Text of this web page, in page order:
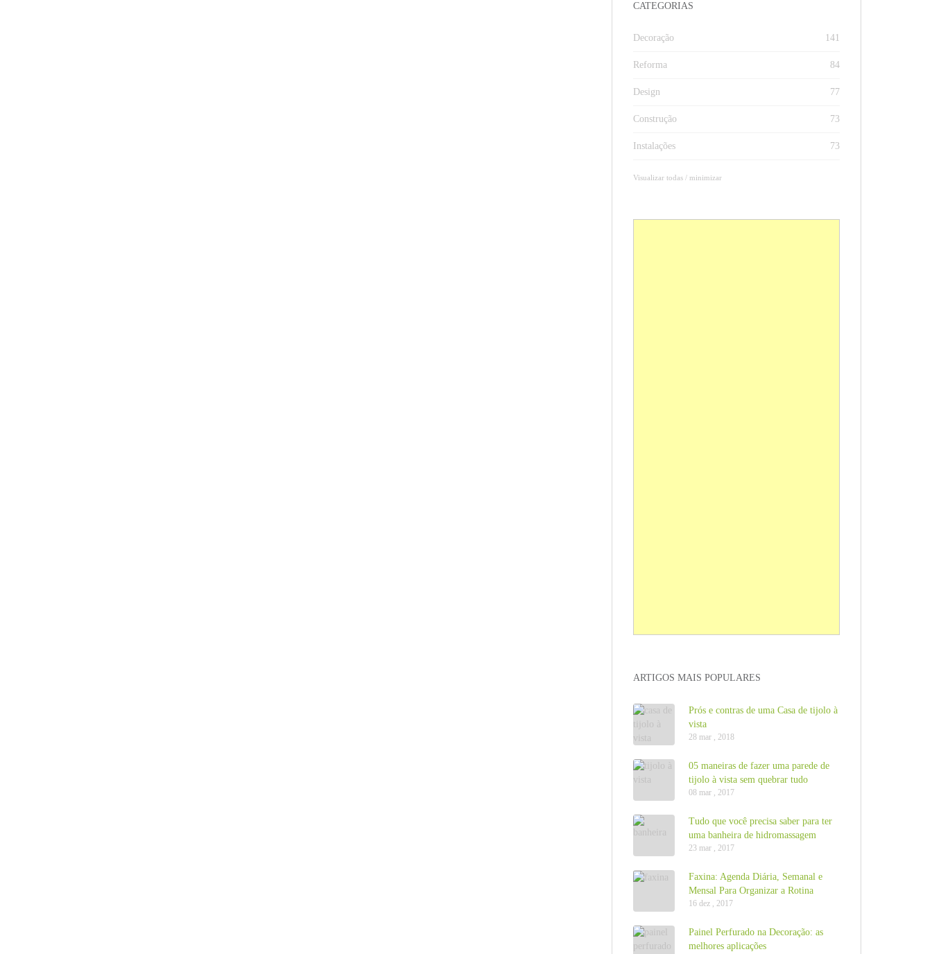
CATEGORIAS
Decoração 141
Reforma 84
Design 77
Construção 73
Instalações 73
Visualizar todas / minimizar
ARTIGOS MAIS POPULARES
Prós e contras de uma Casa de tijolo à
vista
28 mar , 2018
05 maneiras de fazer uma parede de
tijolo à vista sem quebrar tudo
08 mar , 2017
Tudo que você precisa saber para ter
uma banheira de hidromassagem
23 mar , 2017
Faxina: Agenda Diária, Semanal e
Mensal Para Organizar a Rotina
16 dez , 2017
Painel Perfurado na Decoração: as
melhores aplicações